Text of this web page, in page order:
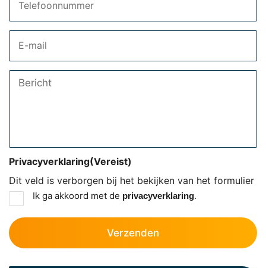
Bericht
Dit veld is verborgen bij het bekijken van het formulier
Privacyverklaring(Vereist)
Ik ga akkoord met de privacyverklaring.